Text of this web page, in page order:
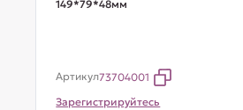
149*79*48мм
Артикул73704001
Зарегистрируйтесь